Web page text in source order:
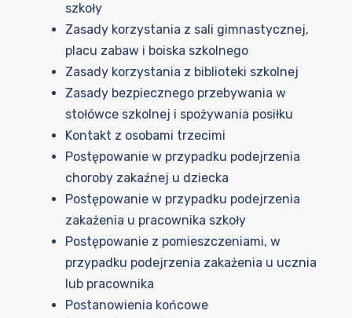
szkoły
Zasady korzystania z sali gimnastycznej,
placu zabaw i boiska szkolnego
Zasady korzystania z biblioteki szkolnej
Zasady bezpiecznego przebywania w
stołówce szkolnej i spożywania posiłku
Kontakt z osobami trzecimi
Postępowanie w przypadku podejrzenia
choroby zakaźnej u dziecka
Postępowanie w przypadku podejrzenia
zakażenia u pracownika szkoły
Postępowanie z pomieszczeniami, w
przypadku podejrzenia zakażenia u ucznia
lub pracownika
Postanowienia końcowe